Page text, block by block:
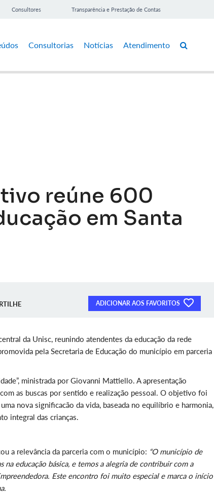
Consultores Transparência e Prestação de Contas
Consultorias Notícias Atendimento
reúne 600
em Santa
ADICIONAR AOS FAVORITOS
da Unisc, reunindo atendentes da educação da rede
pela Secretaria de Educação do município em parceria
ministrada por Giovanni Mattiello. A apresentação
as buscas por sentido e realização pessoal. O objetivo foi
nova significacão da vida, baseada no equilíbrio e harmonia,
integral das crianças.
a relevância da parceria com o município: “O município de
educação básica, e temos a alegria de contribuir com a
Este encontro foi muito especial e marca o início